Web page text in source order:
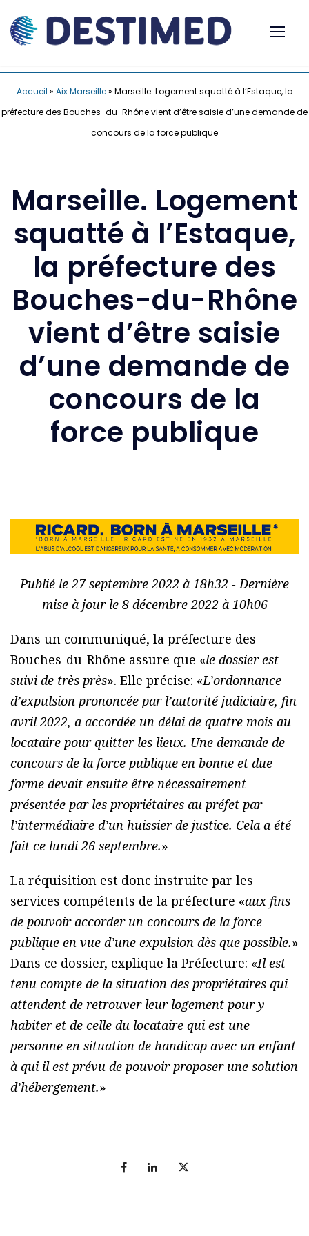
Accueil » Aix Marseille» Marseille. Logement squatté à l’Estaque, la
préfecture des Bouches-du-Rhône vient d’être saisie d’une demande de
concours de la force publique
Marseille. Logement
squatté à l’Estaque,
la préfecture des
Bouches-du-Rhône
vient d’être saisie
d’une demande de
concours de la
force publique
Publié le 27 septembre 2022 à 18h32 - Dernière
mise à jour le 8 décembre 2022 à 10h06
Dans un communiqué, la préfecture des
Bouches-du-Rhône assure que «le dossier est
suivi de très près». Elle précise: «L’ordonnance
d’expulsion prononcée par l’autorité judiciaire, fin
avril 2022, a accordée un délai de quatre mois au
locataire pour quitter les lieux. Une demande de
concours de la force publique en bonne et due
forme devait ensuite être nécessairement
présentée par les propriétaires au préfet par
l’intermédiaire d’un huissier de justice. Cela a été
fait ce lundi 26 septembre.»
La réquisition est donc instruite par les
services compétents de la préfecture «aux fins
de pouvoir accorder un concours de la force
publique en vue d’une expulsion dès que possible.»
Dans ce dossier, explique la Préfecture: «Il est
tenu compte de la situation des propriétaires qui
attendent de retrouver leur logement pour y
habiter et de celle du locataire qui est une
personne en situation de handicap avec un enfant
à qui il est prévu de pouvoir proposer une solution
d’hébergement.»